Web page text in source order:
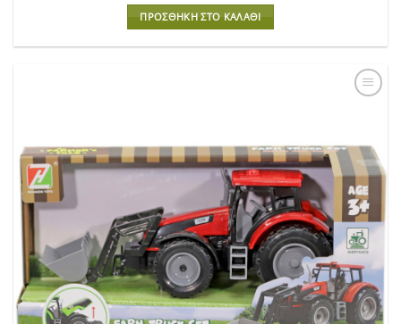
ΠΡΟΣΘΉΚΗ ΣΤΟ ΚΑΛΆΘΙ